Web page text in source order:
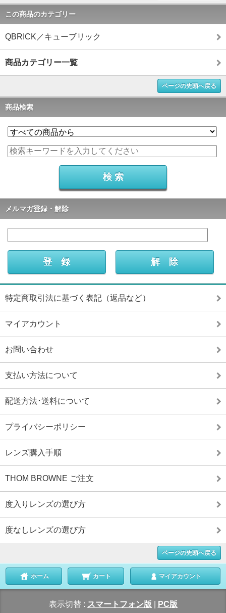
この商品のカテゴリー
QBRICK／キューブリック
商品カテゴリー一覧
ページの先頭へ戻る
商品検索
メルマガ登録・解除
特定商取引法に基づく表記（返品など）
マイアカウント
お問い合わせ
支払い方法について
配送方法･送料について
プライバシーポリシー
レンズ購入手順
THOM BROWNE ご注文
度入りレンズの選び方
度なしレンズの選び方
ページの先頭へ戻る
ホーム カート マイアカウント
表示切替 : スマートフォン版 PC版